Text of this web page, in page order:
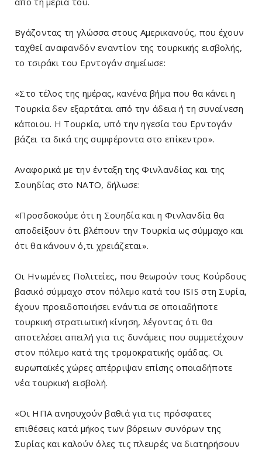
Βγάζοντας τη γλώσσα στους Αμερικανούς, που έχουν
ταχθεί αναφανδόν εναντίον της τουρκικής εισβολής,
το τσιράκι του Ερντογάν σημείωσε:
«Στο τέλος της ημέρας, κανένα βήμα που θα κάνει η
Τουρκία δεν εξαρτάται από την άδεια ή τη συναίνεση
κάποιου. Η Τουρκία, υπό την ηγεσία του Ερντογάν
βάζει τα δικά της συμφέροντα στο επίκεντρο».
Αναφορικά με την ένταξη της Φινλανδίας και της
Σουηδίας στο ΝΑΤΟ, δήλωσε:
«Προσδοκούμε ότι η Σουηδία και η Φινλανδία θα
αποδείξουν ότι βλέπουν την Τουρκία ως σύμμαχο και
ότι θα κάνουν ό,τι χρειάζεται».
Οι Ηνωμένες Πολιτείες, που θεωρούν τους Κούρδους
βασικό σύμμαχο στον πόλεμο κατά του ISIS στη Συρία,
έχουν προειδοποιήσει ενάντια σε οποιαδήποτε
τουρκική στρατιωτική κίνηση, λέγοντας ότι θα
αποτελέσει απειλή για τις δυνάμεις που συμμετέχουν
στον πόλεμο κατά της τρομοκρατικής ομάδας. Οι
ευρωπαϊκές χώρες απέρριψαν επίσης οποιαδήποτε
νέα τουρκική εισβολή.
«Οι ΗΠΑ ανησυχούν βαθιά για τις πρόσφατες
επιθέσεις κατά μήκος των βόρειων συνόρων της
Συρίας και καλούν όλες τις πλευρές να διατηρήσουν